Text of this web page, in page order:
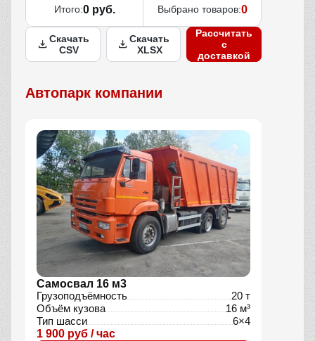
Итого:0 руб. Выбрано товаров:0
Скачать
CSV
Скачать
XLSX
Рассчитать
с
доставкой
Автопарк компании
Самосвал 16 м3
Грузоподъёмность
20 т
Объём кузова
16 м³
Тип шасси
6×4
1 900 руб / час